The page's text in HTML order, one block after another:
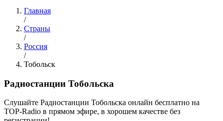
Главная
/
Страны
/
Россия
/
Тобольск
Радиостанции Тобольска
Cлушайте Радиостанции Тобольска онлайн бесплатно на
TOP-Radio в прямом эфире, в хорошем качестве без